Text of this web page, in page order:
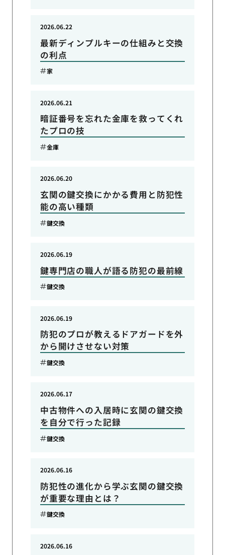
最新ディンプルキーの仕組みと交換
の利点
2026.06.22
家
暗証番号を忘れた金庫を救ってくれ
たプロの技
2026.06.21
金庫
玄関の鍵交換にかかる費用と防犯性
能の高い種類
2026.06.20
鍵交換
鍵専門店の職人が語る防犯の最前線
2026.06.19
鍵交換
防犯のプロが教えるドアガードを外
から開けさせない対策
2026.06.19
鍵交換
中古物件への入居時に玄関の鍵交換
を自分で行った記録
2026.06.17
鍵交換
防犯性の進化から学ぶ玄関の鍵交換
が重要な理由とは？
2026.06.16
鍵交換
2026.06.16